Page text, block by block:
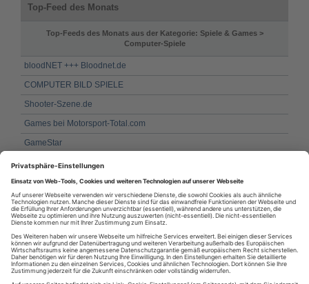
Top-Feed des Monats
Top-Feeds des Monats aus der Kategorie: Spiele & Games >
Computer-Spiele
bloodNET +++ Bloodnet.de
COMPUTER BILD SPIELE
Shooter-Szene.de
Games bei Motorsport-Total.com
GameStar
Nintendo-Online.de RSS (News)
www.IsF-Clan.org - Homepage - News
games-news.de News
Pixelmonsters RSS Feed - Gamingnews
www.IsF-Clan.org - Homepage - Artikel